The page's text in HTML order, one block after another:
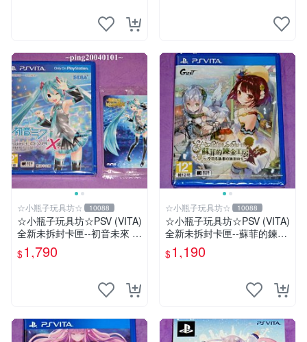
☆小瓶子玩具坊☆ 10088
☆小瓶子玩具坊☆PSV (VITA)
全新未拆封卡匣--初音未來 名
伶計畫X 中文版+特典--Aime
卡
$1,790
☆小瓶子玩具坊☆ 10088
☆小瓶子玩具坊☆PSV (VITA)
全新未拆封卡匣--蘇菲的鍊金
工房 不可思議之書的鍊金術
士 中文版
$1,190